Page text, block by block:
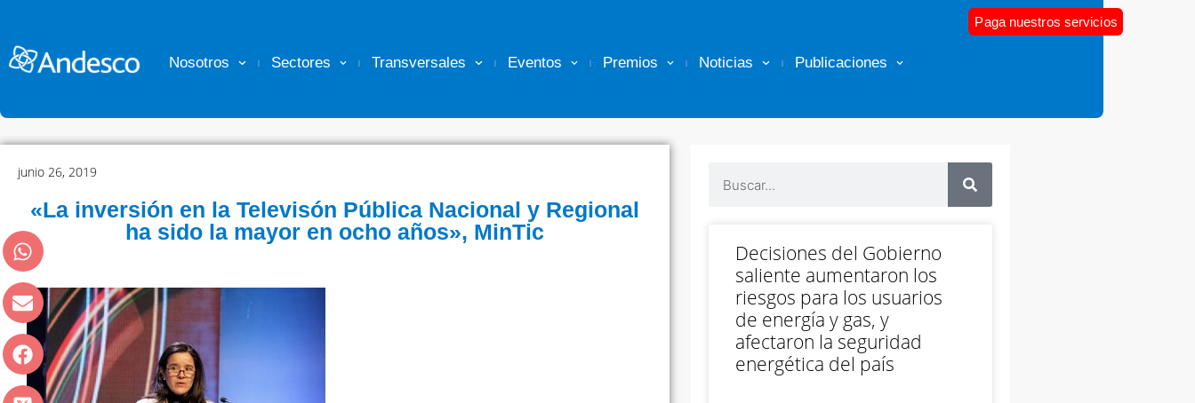
Nosotros Sectores Transversales Eventos Premios Noticias Publicaciones
Paga nuestros servicios
junio 26, 2019
«La inversión en la Televisón Pública Nacional y Regional
ha sido la mayor en ocho años», MinTic
Decisiones del Gobierno
saliente aumentaron los
riesgos para los usuarios
de energía y gas, y
afectaron la seguridad
energética del país